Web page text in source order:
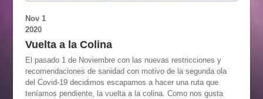
Nov 1
2020
Vuelta a la Colina
El pasado 1 de Noviembre con las nuevas restricciones y
recomendaciones de sanidad con motivo de la segunda ola
del Covid-19 decidimos escaparnos a hacer una ruta que
teníamos pendiente, la vuelta a la colina. Como nos gusta